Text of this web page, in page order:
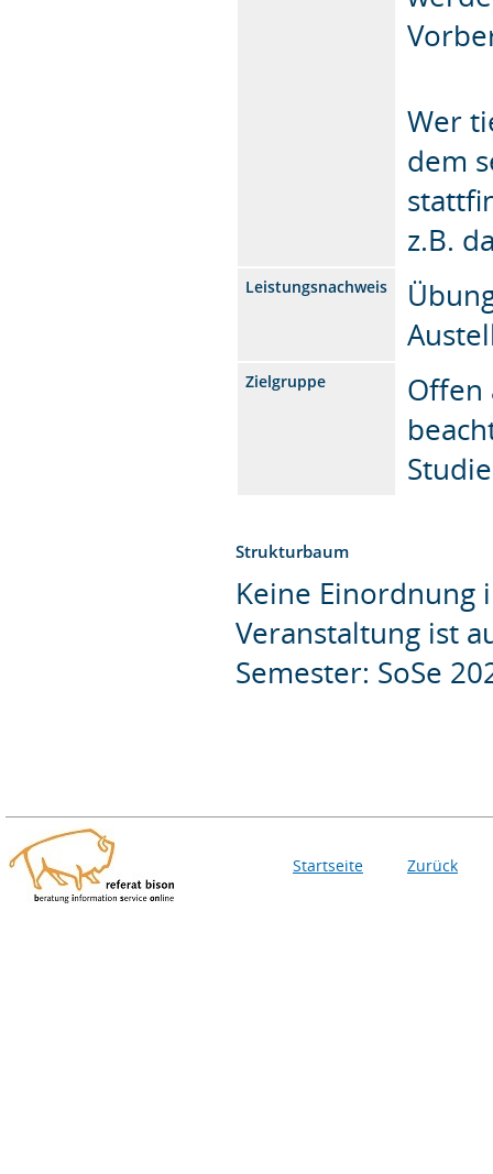
Wer
dem
z.B.
Leistungsnachweis
Zielgruppe
Offen
Strukturbaum
Keine Einordnung
Veranstaltung ist
Semester: SoSe
Startseite Zurück